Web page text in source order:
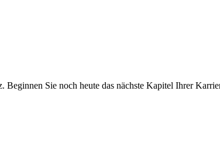
Beginnen Sie noch heute das nächste Kapitel Ihrer